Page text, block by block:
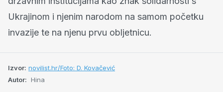
Ukrajinom i njenim narodom na samom početku
invazije te na njenu prvu obljetnicu.
Izvor: novilist.hr/Foto: D. Kovačević
Autor: Hina